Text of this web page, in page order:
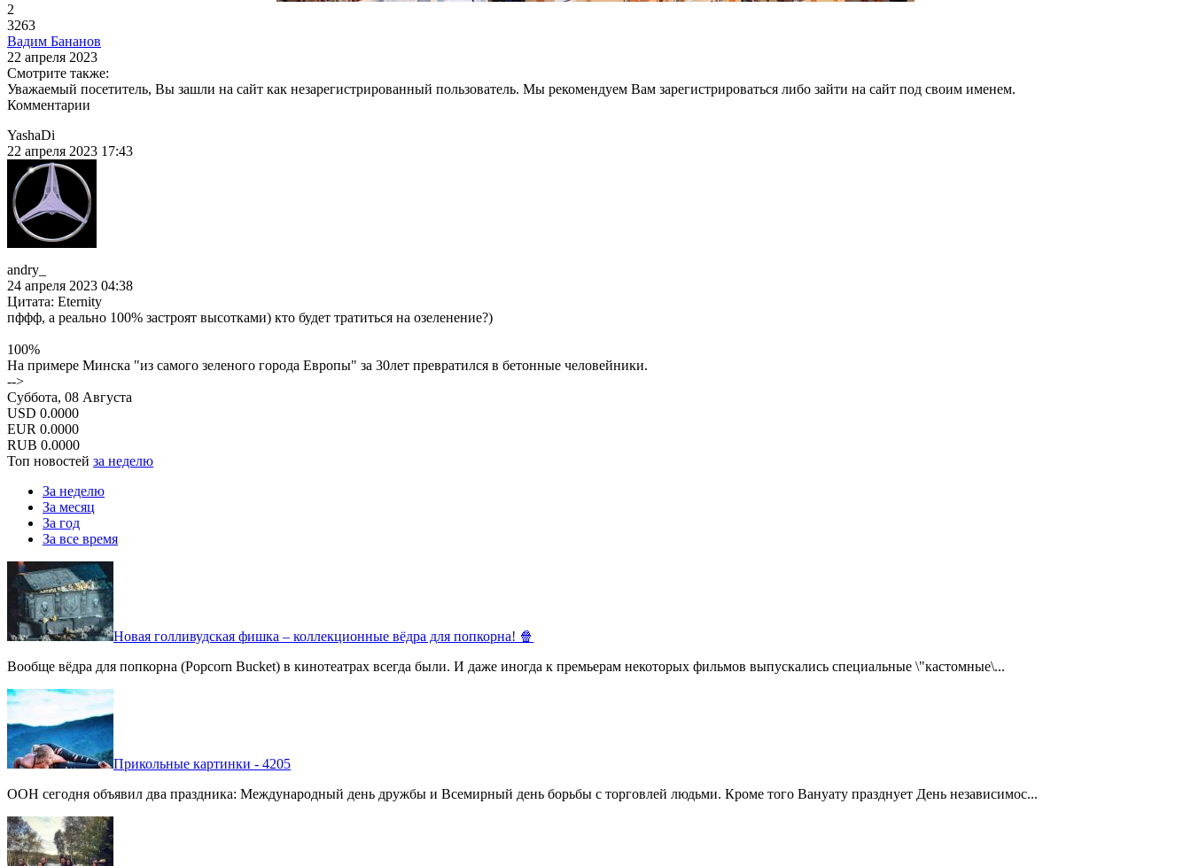
2
3263
Вадим Бананов
22 апреля 2023
Смотрите также:
Уважаемый посетитель, Вы зашли на сайт как незарегистрированный пользователь. Мы рекомендуем Вам зарегистрироваться либо зайти на сайт под своим именем.
Комментарии
YashaDi
22 апреля 2023 17:43
andry_
24 апреля 2023 04:38
Цитата: Eternity
пффф, а реально 100% застроят высотками) кто будет тратиться на озеленение?)
100%
На примере Минска "из самого зеленого города Европы" за 30лет превратился в бетонные человейники.
-->
Суббота, 08 Августа
USD 0.0000
EUR 0.0000
RUB 0.0000
Топ новостей за неделю
За неделю
За месяц
За год
За все время
Новая голливудская фишка – коллекционные вёдра для попкорна! 🍿
Вообще вёдра для попкорна (Popcorn Bucket) в кинотеатрах всегда были. И даже иногда к премьерам некоторых фильмов выпускались специальные \"кастомные\...
Прикольные картинки - 4205
ООН сегодня объявил два праздника: Международный день дружбы и Всемирный день борьбы с торговлей людьми. Кроме того Вануату празднует День независимос...